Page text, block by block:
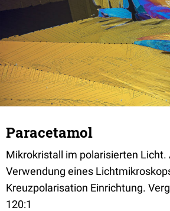
Paracetamol
Mikrokristall im polarisierten
Verwendung eines
Kreuzpolarisation Einrichtung.
120:1